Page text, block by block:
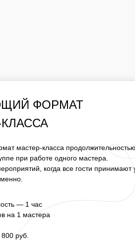
ФОРМАТ
В ГРУППЕ ПРИ РАБОТЕ
МЕРОПРИЯТИЙ, КОГДА ВСЕ ГОСТИ
КЛАССЕ ОДНОВРЕМЕННО.
НА 1 МАСТЕРА
ФОРМАТ
— 1 час
на 1 мастера
руб.
мастер-класса
при работе одного мастера.
когда все гости принимают